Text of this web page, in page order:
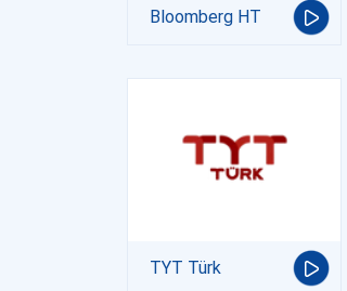
Bloomberg HT
TYT Türk